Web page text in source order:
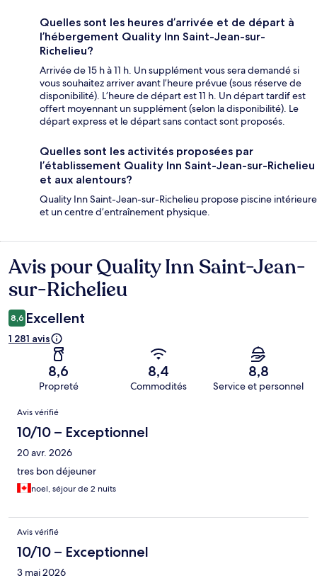
Quelles sont les heures d’arrivée et de départ à
l’hébergement Quality Inn Saint-Jean-sur-
Richelieu?
Arrivée de 15 h à 11 h. Un supplément vous sera demandé si
vous souhaitez arriver avant l’heure prévue (sous réserve de
disponibilité). L’heure de départ est 11 h. Un départ tardif est
offert moyennant un supplément (selon la disponibilité). Le
départ express et le départ sans contact sont proposés.
Quelles sont les activités proposées par
l’établissement Quality Inn Saint-Jean-sur-Richelieu
et aux alentours?
Quality Inn Saint-Jean-sur-Richelieu propose piscine intérieure
et un centre d’entraînement physique.
Avis
Avis pour Quality Inn Saint-Jean-
sur-Richelieu
8,6 Excellent
1 281 avis
8,6
Propreté
8,4
Commodités
8,8
Service et personnel
Avis
Avis vérifié
10/10 – Exceptionnel
20 avr. 2026
tres bon déjeuner
noel, séjour de 2 nuits
Avis vérifié
10/10 – Exceptionnel
3 mai 2026